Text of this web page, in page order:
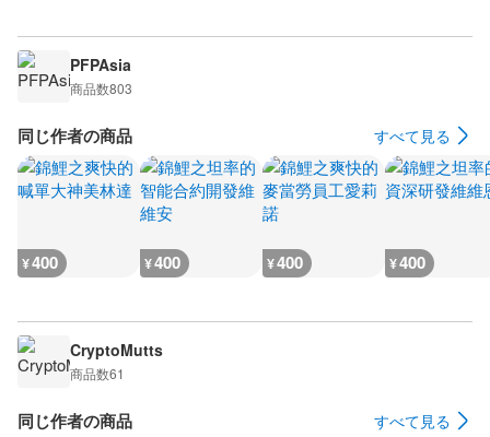
PFPAsia
商品数803
同じ作者の商品 すべて見る
¥400 ¥400 ¥400 ¥400
CryptoMutts
商品数61
同じ作者の商品 すべて見る